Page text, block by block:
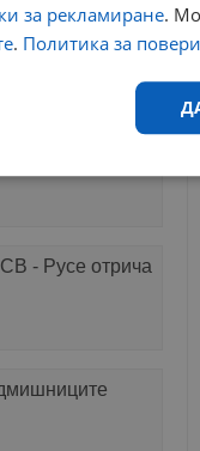
- Русе отрича
за рекламиране.
. Политика за
Функционалност